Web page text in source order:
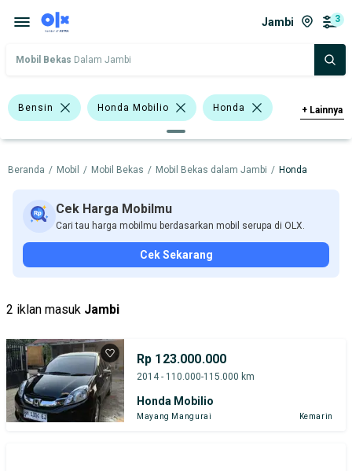
Jambi 3
Mobil Bekas Dalam Jambi
Bensin Honda Mobilio Honda
Harga Merek Dan Model Tahun
Tipe Bodi Tipe Membership
+ Lainnya
Beranda / Mobil / Mobil Bekas / Mobil Bekas dalam Jambi / Honda
Cek Harga Mobilmu
Cari tau harga mobilmu berdasarkan mobil serupa di OLX.
Cek Sekarang
2 iklan masuk Jambi
Rp 123.000.000
2014 - 110.000-115.000 km
Honda Mobilio
Mayang Mangurai Kemarin